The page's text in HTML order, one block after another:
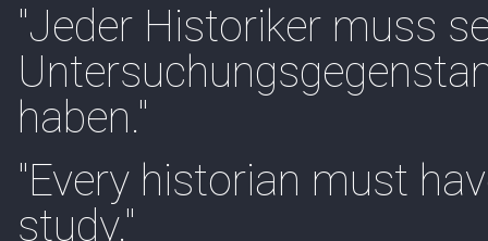
"Jeder Historiker muss
haben."
"Every historian must
study."